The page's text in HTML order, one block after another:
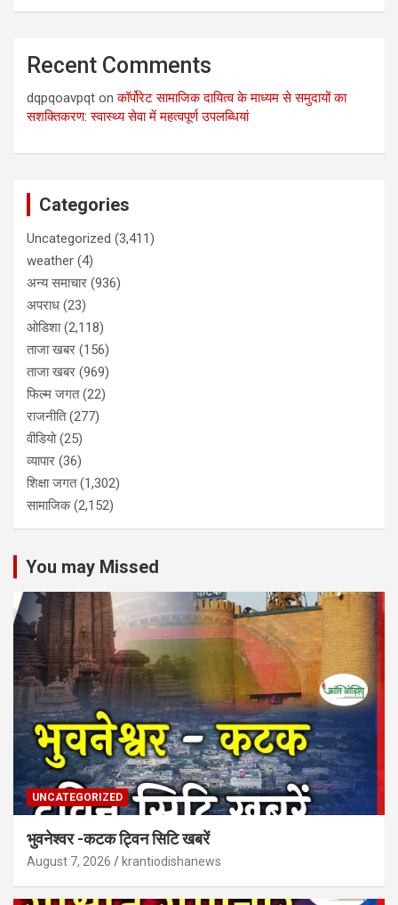
Recent Comments
dqpqoavpqt onकॉर्पोरेट सामाजिक दायित्व के माध्यम से समुदायों का
सशक्तिकरण: स्वास्थ्य सेवा में महत्वपूर्ण उपलब्धियां
Categories
Uncategorized (3,411)
weather (4)
अन्य समाचार (936)
अपराध (23)
ओडिशा(2,118)
ताजा खबर (156)
ताजा खबर (969)
फिल्म जगत(22)
राजनीति(277)
वीडियो(25)
व्यापार (36)
शिक्षा जगत(1,302)
सामाजिक(2,152)
You may Missed
UNCATEGORIZED
भुवनेश्वर -कटक ट्विन सिटि खबरें
August 7, 2026 krantiodishanews